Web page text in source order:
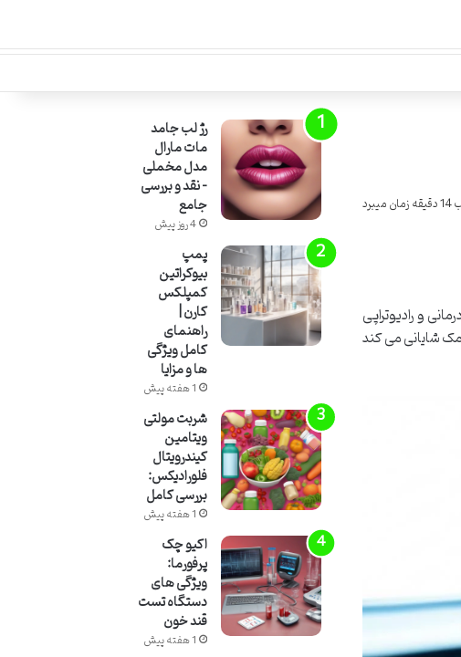
و رادیوتراپی
شایانی می کند
رژ لب جامد
مات مارال
مدل مخملی
– نقد و بررسی
جامع
4 روز پیش
پمپ
بیوکراتین
کمپلکس
کارن |
راهنمای
کامل ویژگی
ها و مزایا
1 هفته پیش
شربت مولتی
ویتامین
کیندرویتال
فلورادیکس:
بررسی کامل
1 هفته پیش
اکیو چک
پرفورما:
ویژگی های
دستگاه تست
قند خون
1 هفته پیش